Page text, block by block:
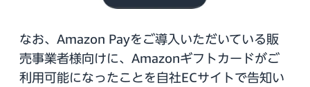
なお、Amazon Payをご導入いただいている販
売事業者様向けに、Amazonギフトカードがご
利用可能になったことを自社ECサイトで告知い